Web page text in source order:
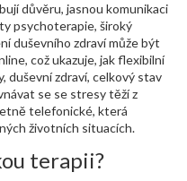
důvěru, jasnou komunikaci
psychoterapie, široký
duševního zdravímůže být
což ukazuje, jak flexibilní
duševní zdraví, celkový stav
se se stresytěží z
telefonické, která
životních situacích.
terapii?